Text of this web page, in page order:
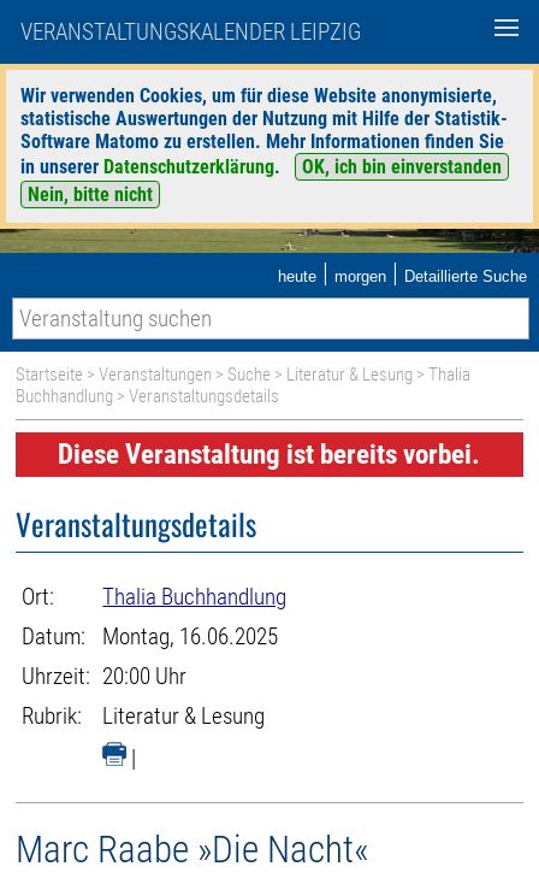
VERANSTALTUNGSKALENDER LEIPZIG
Wir verwenden Cookies, um für diese Website anonymisierte,
statistische Auswertungen der Nutzung mit Hilfe der Statistik-
Software Matomo zu erstellen. Mehr Informationen finden Sie
in unserer Datenschutzerklärung.
OK, ich bin einverstanden
Nein, bitte nicht
heute | morgen | Detaillierte Suche
Startseite >Veranstaltungen > Suche > Literatur & Lesung >Thalia
Buchhandlung > Veranstaltungsdetails
Diese Veranstaltung ist bereits vorbei.
Veranstaltungsdetails
Ort:
Thalia Buchhandlung
Datum:
Montag, 16.06.2025
Uhrzeit: 20:00 Uhr
Rubrik:
Literatur & Lesung
|
Marc Raabe »Die Nacht«